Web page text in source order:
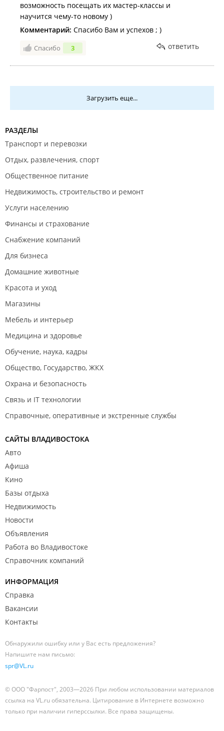
возможность посещать их мастер-классы и
научится чему-то новому )
Комментарий: Спасибо Вам и успехов ; )
Спасибо 3 ответить
Загрузить еще...
РАЗДЕЛЫ
Транспорт и перевозки
Отдых, развлечения, спорт
Общественное питание
Недвижимость, строительство и ремонт
Услуги населению
Финансы и страхование
Снабжение компаний
Для бизнеса
Домашние животные
Красота и уход
Магазины
Мебель и интерьер
Медицина и здоровье
Обучение, наука, кадры
Общество, Государство, ЖКХ
Охрана и безопасность
Связь и IT технологии
Справочные, оперативные и экстренные службы
САЙТЫ ВЛАДИВОСТОКА
Авто
Афиша
Кино
Базы отдыха
Недвижимость
Новости
Объявления
Работа во Владивостоке
Справочник компаний
ИНФОРМАЦИЯ
Справка
Вакансии
Контакты
Обнаружили ошибку или у Вас есть предложения?
Напишите нам письмо:
spr@VL.ru
© ООО "Фарпост", 2003—2026 При любом использовании материалов
ссылка на VL.ru обязательна. Цитирование в Интернете возможно
только при наличии гиперссылки. Все права защищены.